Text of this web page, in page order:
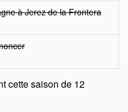
à Jerez de la Frontera
cette saison de 12